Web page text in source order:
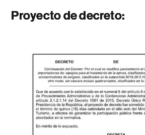
Proyecto de decreto: